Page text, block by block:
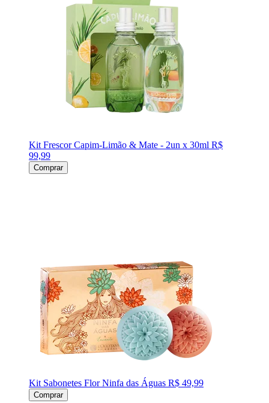
Kit Frescor Capim-Limão & Mate - 2un x 30ml R$
99,99
Comprar
Kit Sabonetes Flor Ninfa das Águas R$ 49,99
Comprar